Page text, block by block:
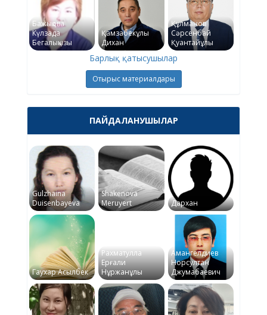
Бажықова
Күлзада
Бегалықызы
Қамзабекұлы
Дихан
Құлманов
Сәрсенбай
Қуантайұлы
Барлық қатысушылар
Отырыс материалдары
ПАЙДАЛАНУШЫЛАР
Gulzhaina
Duisenbayeva
Shakenova
Meruyert
Дархан
Гаухар Асылбек
Рахматулла
Ерғали
Нұржанұлы
Амангелдиев
Норсултан
Джумабаевич